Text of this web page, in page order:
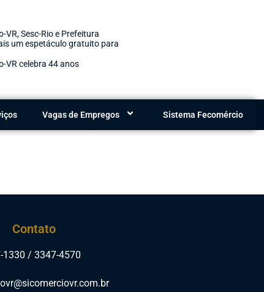
VR, Sesc-Rio e Prefeitura
um espetáculo gratuito para
VR celebra 44 anos
Vagas de Empregos Sistema Fecomércio
Contato
1330 / 3347-4570